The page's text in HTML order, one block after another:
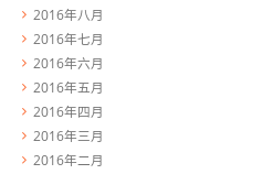
2016年八月
2016年七月
2016年六月
2016年五月
2016年四月
2016年三月
2016年二月